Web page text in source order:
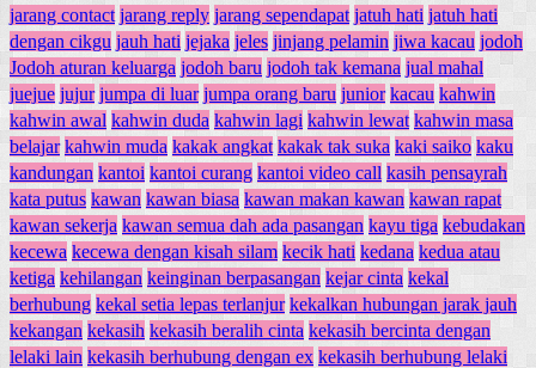
jarang contact jarang reply jarang sependapat jatuh hati jatuh hati
dengan cikgu jauh hati jejaka jeles jinjang pelamin jiwa kacau jodoh
Jodoh aturan keluarga jodoh baru jodoh tak kemana jual mahal
juejue jujur jumpa di luar jumpa orang baru junior kacau kahwin
kahwin awal kahwin duda kahwin lagi kahwin lewat kahwin masa
belajar kahwin muda kakak angkat kakak tak suka kaki saiko kaku
kandungan kantoi kantoi curang kantoi video call kasih pensayrah
kata putus kawan kawan biasa kawan makan kawan kawan rapat
kawan sekerja kawan semua dah ada pasangan kayu tiga kebudakan
kecewa kecewa dengan kisah silam kecik hati kedana kedua atau
ketiga kehilangan keinginan berpasangan kejar cinta kekal
berhubung kekal setia lepas terlanjur kekalkan hubungan jarak jauh
kekangan kekasih kekasih beralih cinta kekasih bercinta dengan
lelaki lain kekasih berhubung dengan ex kekasih berhubung lelaki